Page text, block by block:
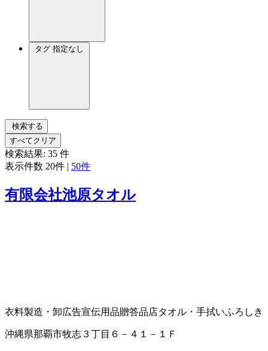
タグ 指定なし
検索する
すべてクリア
検索結果: 35 件
表示件数 20件 | 50件
有限会社池原タオル
衣料製造・卸広告宣伝用品贈答品店タオル・手拭いふろしき
沖縄県那覇市牧志３丁目６－４１－１Ｆ